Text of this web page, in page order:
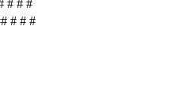
# # #
# # #